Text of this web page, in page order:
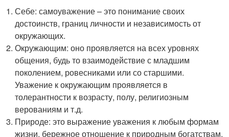
Себе: самоуважение – это понимание своих
достоинств, границ личности и независимость от
окружающих.
Окружающим: оно проявляется на всех уровнях
общения, будь то взаимодействие с младшим
поколением, ровесниками или со старшими.
Уважение к окружающим проявляется в
толерантности к возрасту, полу, религиозным
верованиям и т.д.
Природе: это выражение уважения к любым формам
жизни, бережное отношение к природным богатствам,